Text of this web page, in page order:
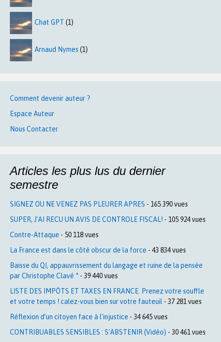
Chat GPT (1)
Arnaud Nymes (1)
Comment devenir auteur ?
Espace Auteur
Nous Contacter
Articles les plus lus du dernier
semestre
SIGNEZ OU NE VENEZ PAS PLEURER APRES - 165 390 vues
SUPER, J’AI RECU UN AVIS DE CONTROLE FISCAL! - 105 924 vues
Contre-Attaque - 50 118 vues
La France est dans le côté obscur de la force - 43 834 vues
Baisse du QI, appauvrissement du langage et ruine de la pensée
par Christophe Clavé * - 39 440 vues
LISTE DES IMPÔTS ET TAXES EN FRANCE. Prenez votre souffle
et votre temps ! calez-vous bien sur votre fauteuil - 37 281 vues
Réflexion d’un citoyen face à l’injustice - 34 645 vues
CONTRIBUABLES SENSIBLES : S’ABSTENIR (Vidéo) - 30 461 vues